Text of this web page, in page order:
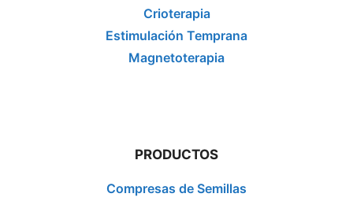
Crioterapia
Estimulación Temprana
Magnetoterapia
PRODUCTOS
Compresas de Semillas